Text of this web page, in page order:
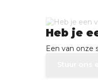
Heb je
Een van onze